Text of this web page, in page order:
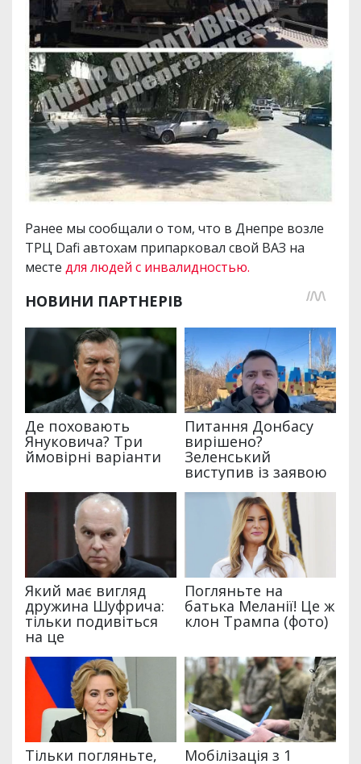
Ранее мы сообщали о том, что в Днепре возле
ТРЦ Dafi автохам припарковал свой ВАЗ на
месте для людей с инвалидностью.